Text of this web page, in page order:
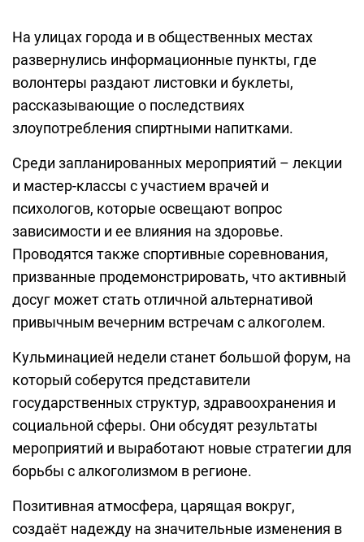
На улицах города и в общественных местах
развернулись информационные пункты, где
волонтеры раздают листовки и буклеты,
рассказывающие о последствиях
злоупотребления спиртными напитками.
Среди запланированных мероприятий – лекции
и мастер-классы с участием врачей и
психологов, которые освещают вопрос
зависимости и ее влияния на здоровье.
Проводятся также спортивные соревнования,
призванные продемонстрировать, что активный
досуг может стать отличной альтернативой
привычным вечерним встречам с алкоголем.
Кульминацией недели станет большой форум, на
который соберутся представители
государственных структур, здравоохранения и
социальной сферы. Они обсудят результаты
мероприятий и выработают новые стратегии для
борьбы с алкоголизмом в регионе.
Позитивная атмосфера, царящая вокруг,
создаёт надежду на значительные изменения в